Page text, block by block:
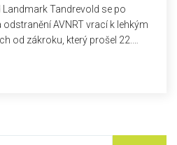
Tandrevold se po
AVNRT vrací k lehkým
od zákroku, který prošel 22.
tratě. Její odhodlání a